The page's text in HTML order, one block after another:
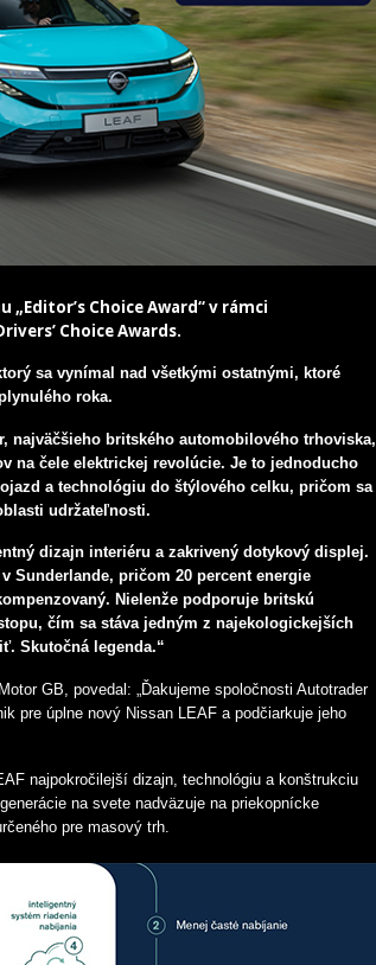
„Editor’s Choice Award“ v rámci
Choice Awards.
sa vynímal nad všetkými ostatnými, ktoré
roka.
najväčšieho britského automobilového trhoviska,
na čele elektrickej revolúcie. Je to jednoducho
a technológiu do štýlového celku, pričom sa
udržateľnosti.
dizajn interiéru a zakrivený dotykový displej.
Sunderlande, pričom 20 percent energie
Nielenže podporuje britskú
čím sa stáva jedným z najekologickejších
Skutočná legenda.“
GB, povedal: „Ďakujeme spoločnosti Autotrader
pre úplne nový Nissan LEAF a podčiarkuje jeho
najpokročilejší dizajn, technológiu a konštrukciu
na svete nadväzuje na priekopnícke
pre masový trh.